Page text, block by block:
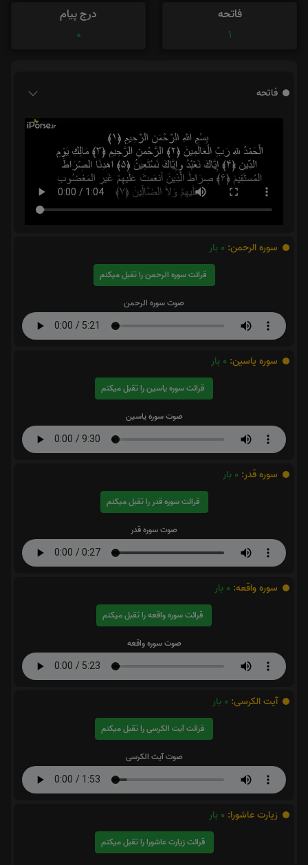
فاتحه
1
درج پیام
0
فاتحه
سوره الرحمن: 0 بار
قرائت سوره الرحمن را تقبل میکنم
صوت سوره الرحمن
سوره یاسین: 0 بار
قرائت سوره یاسین را تقبل میکنم
صوت سوره یاسین
سوره قدر: 0 بار
قرائت سوره قدر را تقبل میکنم
صوت سوره قدر
سوره واقعه: 0 بار
قرائت سوره واقعه را تقبل میکنم
صوت سوره واقعه
آیت الکرسی: 0 بار
قرائت آیت الکرسی را تقبل میکنم
صوت آیت الکرسی
زیارت عاشورا: 0 بار
قرائت زیارت عاشورا را تقبل میکنم